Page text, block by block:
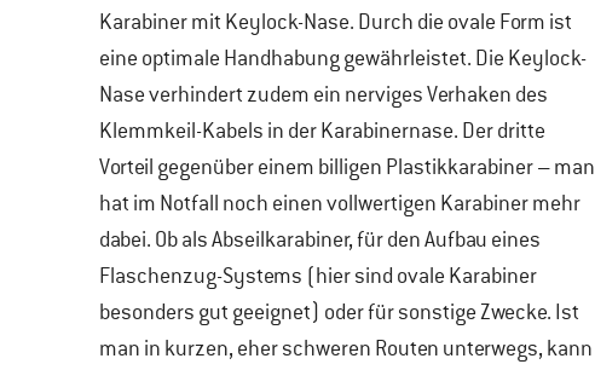
Karabiner mit Keylock-Nase. Durch die ovale Form ist
eine optimale Handhabung gewährleistet. Die Keylock-
Nase verhindert zudem ein nerviges Verhaken des
Klemmkeil-Kabels in der Karabinernase. Der dritte
Vorteil gegenüber einem billigen Plastikkarabiner – man
hat im Notfall noch einen vollwertigen Karabiner mehr
dabei. Ob als Abseilkarabiner, für den Aufbau eines
Flaschenzug-Systems (hier sind ovale Karabiner
besonders gut geeignet) oder für sonstige Zwecke. Ist
man in kurzen, eher schweren Routen unterwegs, kann